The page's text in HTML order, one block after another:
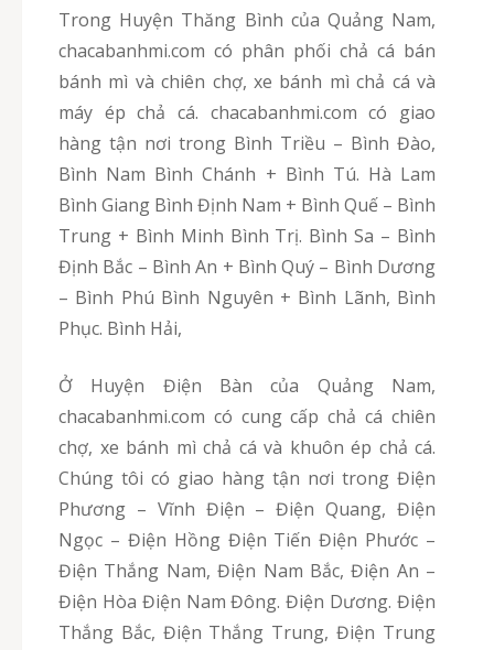
Trong Huyện Thăng Bình của Quảng Nam,
chacabanhmi.com có phân phối chả cá bán
bánh mì và chiên chợ, xe bánh mì chả cá và
máy ép chả cá. chacabanhmi.com có giao
hàng tận nơi trong Bình Triều – Bình Đào,
Bình Nam Bình Chánh + Bình Tú. Hà Lam
Bình Giang Bình Định Nam + Bình Quế – Bình
Trung + Bình Minh Bình Trị. Bình Sa – Bình
Định Bắc – Bình An + Bình Quý – Bình Dương
– Bình Phú Bình Nguyên + Bình Lãnh, Bình
Phục. Bình Hải,
Ở Huyện Điện Bàn của Quảng Nam,
chacabanhmi.com có cung cấp chả cá chiên
chợ, xe bánh mì chả cá và khuôn ép chả cá.
Chúng tôi có giao hàng tận nơi trong Điện
Phương – Vĩnh Điện – Điện Quang, Điện
Ngọc – Điện Hồng Điện Tiến Điện Phước –
Điện Thắng Nam, Điện Nam Bắc, Điện An –
Điện Hòa Điện Nam Đông. Điện Dương. Điện
Thắng Bắc, Điện Thắng Trung, Điện Trung